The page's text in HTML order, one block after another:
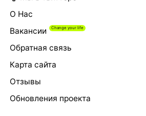
О Нас
Вакансии
Обратная связь
Карта сайта
Отзывы
Обновления проекта